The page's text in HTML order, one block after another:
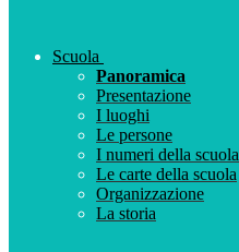
Scuola
Panoramica
Presentazione
I luoghi
Le persone
I numeri della scuola
Le carte della scuola
Organizzazione
La storia